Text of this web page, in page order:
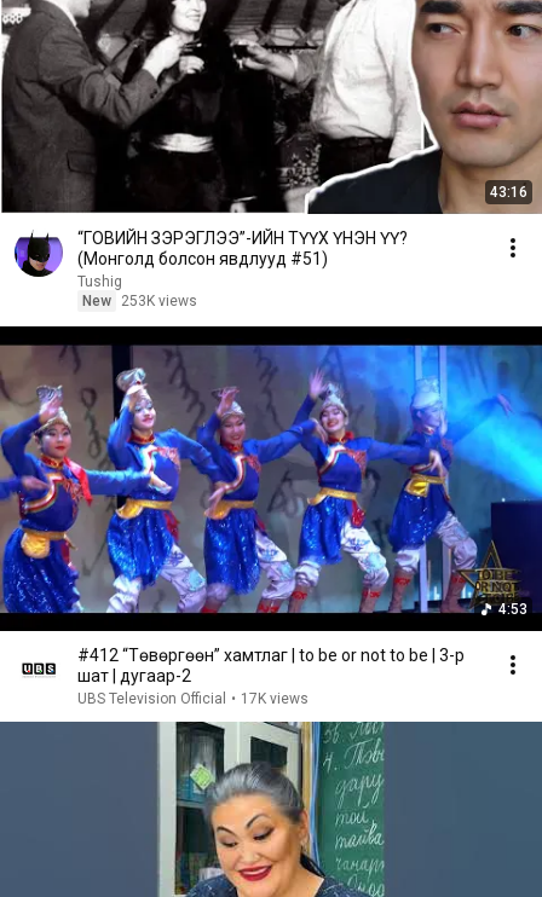
43:16
“ГОВИЙН ЗЭРЭГЛЭЭ”-ИЙН ТҮҮХ ҮНЭН ҮҮ?
(Монголд болсон явдлууд #51)
Tushig
New
253K views
4:53
#412 “Төвөргөөн” хамтлаг | to be or not to be | 3-р
шат | дугаар-2
UBS Television Official • 17K views